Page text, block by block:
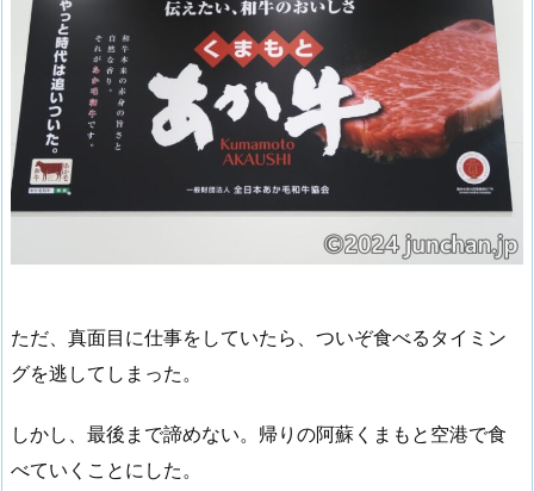
ただ、真面目に仕事をしていたら、ついぞ食べるタイミン
グを逃してしまった。
しかし、最後まで諦めない。帰りの阿蘇くまもと空港で食
べていくことにした。